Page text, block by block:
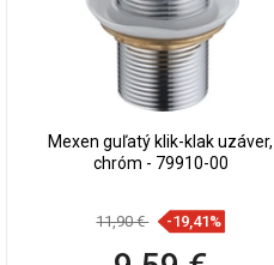
Mexen guľatý klik-klak uzáver,
chróm - 79910-00
11,90 € -19,41%